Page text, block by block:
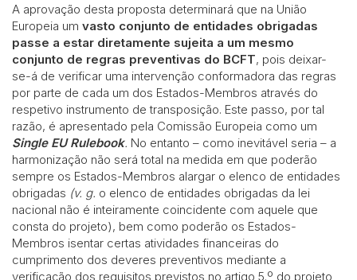
A aprovação desta proposta determinará que na União
Europeia um vasto conjunto de entidades obrigadas
passe a estar diretamente sujeita a um mesmo
conjunto de regras preventivas do BCFT, pois deixar-
se-á de verificar uma intervenção conformadora das regras
por parte de cada um dos Estados-Membros através do
respetivo instrumento de transposição. Este passo, por tal
razão, é apresentado pela Comissão Europeia como um
Single EU Rulebook. No entanto – como inevitável seria – a
harmonização não será total na medida em que poderão
sempre os Estados-Membros alargar o elenco de entidades
obrigadas (v. g. o elenco de entidades obrigadas da lei
nacional não é inteiramente coincidente com aquele que
consta do projeto), bem como poderão os Estados-
Membros isentar certas atividades financeiras do
cumprimento dos deveres preventivos mediante a
verificação dos requisitos previstos no artigo 5.º do projeto